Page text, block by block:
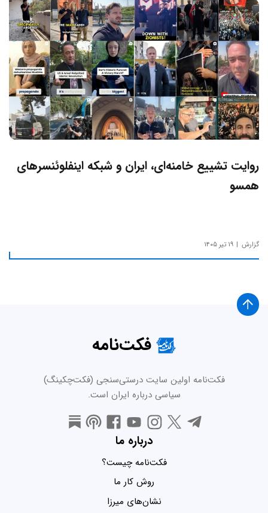
روایت تشییع خامنه‌ای، ایران و شبکه اینفلوئنسرهای
همسو
گزارش ۱۹ تیر ۱۴۰۵
فکت‌نامه
فکت‌نامه اولین سایت درستی‌سنجی (فکت‌چکینگ)
سیاسی درباره ایران است.
درباره ما
فکت‌نامه چیست؟
روش کار ما
نشان‌های میرزا